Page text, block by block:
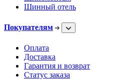
Шинный отель
Покупателям
Оплата
Доставка
Гарантия и возврат
Статус заказа